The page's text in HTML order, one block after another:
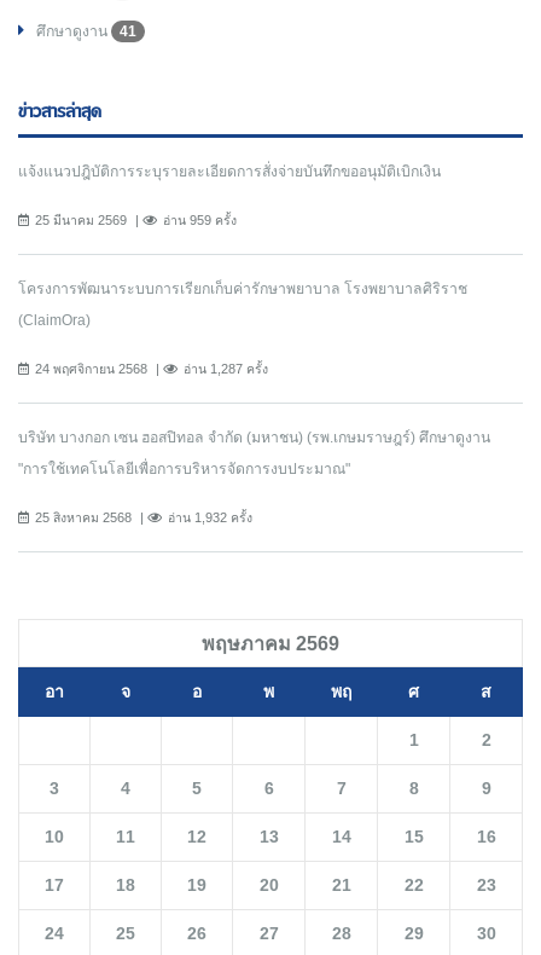
ศึกษาดูงาน 41
ข่าวสารล่าสุด
แจ้งแนวปฎิบัติการระบุรายละเอียดการสั่งจ่ายบันทึกขออนุมัติเบิกเงิน
25 มีนาคม 2569 อ่าน 959 ครั้ง
โครงการพัฒนาระบบการเรียกเก็บค่ารักษาพยาบาล โรงพยาบาลศิริราช
(ClaimOra)
24 พฤศจิกายน 2568 อ่าน 1,287 ครั้ง
บริษัท บางกอก เซน ฮอสปิทอล จำกัด (มหาชน) (รพ.เกษมราษฎร์) ศึกษาดูงาน
"การใช้เทคโนโลยีเพื่อการบริหารจัดการงบประมาณ"
25 สิงหาคม 2568 อ่าน 1,932 ครั้ง
พฤษภาคม 2569
อา จ อ พ พฤ ศ ส
1 2
3 4 5 6 7 8 9
10 11 12 13 14 15 16
17 18 19 20 21 22 23
24 25 26 27 28 29 30